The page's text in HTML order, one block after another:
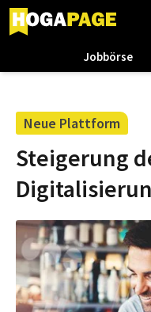
Jobbörse
Neue Plattform
Steigerung